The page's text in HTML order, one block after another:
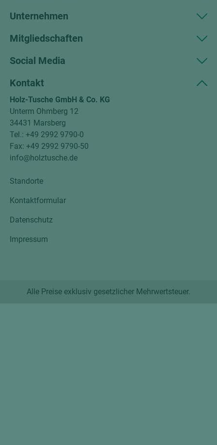
Unternehmen
Mitgliedschaften
Social Media
Kontakt
Holz-Tusche GmbH & Co. KG
Unterm Ohmberg 12
34431 Marsberg
Tel.: +49 2992 9790-0
Fax: +49 2992 9790-50
info@holztusche.de
Standorte
Kontaktformular
Datenschutz
Impressum
Alle Preise exklusiv gesetzlicher Mehrwertsteuer.